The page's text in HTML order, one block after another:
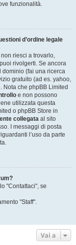
funzionalità.
d’ordine legale
riesci a trovarlo,
rivolgerti. Se ancora
dominio (fai una ricerca
gratuito (ad es. yahoo,
Nota che phpBB Limited
e non possono
utilizzata questa
o phpBB Store in
collegata al sito
I messaggi di posta
l’uso da parte
"Contattaci", se
"Staff".
Vai a